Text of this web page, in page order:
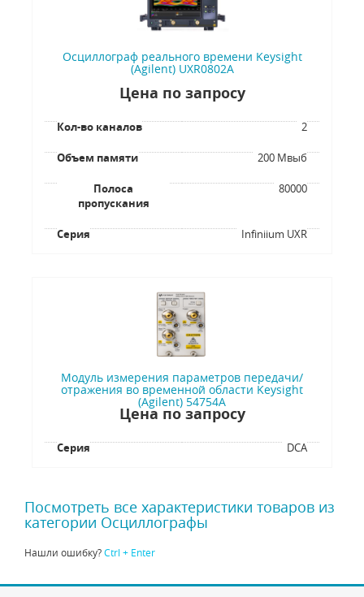
Осциллограф реального времени Keysight
(Agilent) UXR0802A
Цена по запросу
Кол-во каналов 2
Объем памяти 200 Мвыб
Полоса
пропускания
80000
Серия Infiniium UXR
Модуль измерения параметров передачи/
отражения во временной области Keysight
(Agilent) 54754A
Цена по запросу
Серия DCA
Посмотреть все характеристики товаров из
категории Осциллографы
Нашли ошибку?Ctrl + Enter